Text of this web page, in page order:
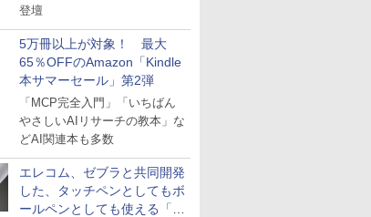
登壇
5万冊以上が対象！ 最大
65％OFFのAmazon「Kindle
本サマーセール」第2弾
「MCP完全入門」「いちばん
やさしいAIリサーチの教本」な
どAI関連本も多数
エレコム、ゼブラと共同開発
した、タッチペンとしてもボ
ールペンとしても使える「ス